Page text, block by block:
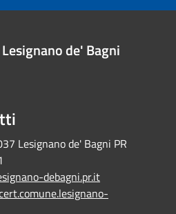
de' Bagni
Lesignano de' Bagni PR
debagni.pr.it